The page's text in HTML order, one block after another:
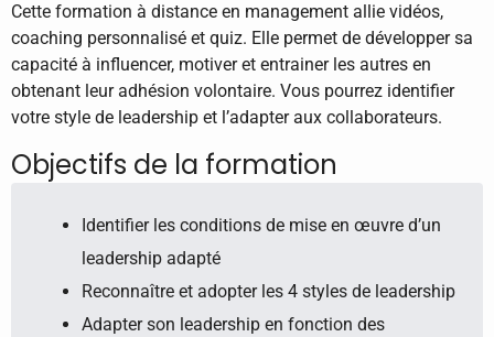
Cette formation à distance en management allie vidéos,
coaching personnalisé et quiz. Elle permet de développer sa
capacité à influencer, motiver et entrainer les autres en
obtenant leur adhésion volontaire. Vous pourrez identifier
votre style de leadership et l’adapter aux collaborateurs.
Objectifs de la formation
Identifier les conditions de mise en œuvre d’un
leadership adapté
Reconnaître et adopter les 4 styles de leadership
Adapter son leadership en fonction des